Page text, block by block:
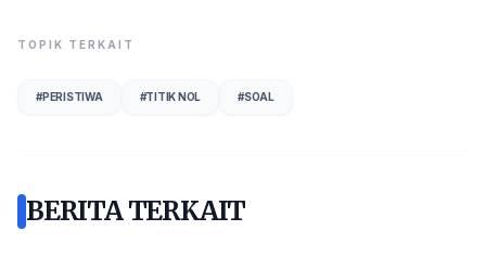
TOPIK TERKAIT
#PERISTIWA #TITIK NOL #SOAL
BERITA TERKAIT